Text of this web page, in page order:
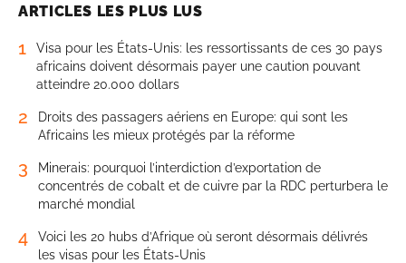
ARTICLES LES PLUS LUS
1
Visa pour les États-Unis: les ressortissants de ces 30 pays
africains doivent désormais payer une caution pouvant
atteindre 20.000 dollars
2
Droits des passagers aériens en Europe: qui sont les
Africains les mieux protégés par la réforme
3
Minerais: pourquoi l’interdiction d’exportation de
concentrés de cobalt et de cuivre par la RDC perturbera le
marché mondial
4
Voici les 20 hubs d’Afrique où seront désormais délivrés
les visas pour les États-Unis